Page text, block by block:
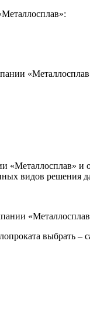
«Металлосплав» и
видов решения
выбрать